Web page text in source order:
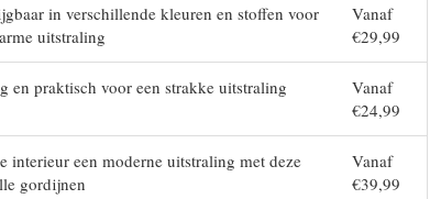
in verschillende kleuren en stoffen voor
uitstraling
Vanaf
€29,99
en praktisch voor een strakke uitstraling
Vanaf
€24,99
interieur een moderne uitstraling met deze
gordijnen
Vanaf
€39,99